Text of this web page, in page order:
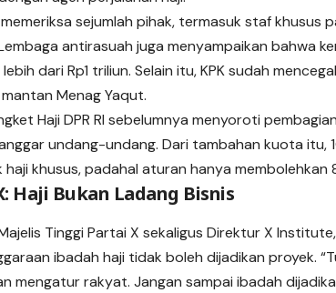
memeriksa sejumlah pihak, termasuk staf khusus
antirasuah juga menyampaikan bahwa
dari Rp1 triliun. Selain itu, KPK sudah
Menag Yaqut.
Haji DPR RI sebelumnya menyoroti
undang-undang. Dari tambahan kuota itu,
khusus, padahal aturan hanya membolehkan
Haji Bukan Ladang Bisnis
TinggiPartai X sekaligus Direktur X
ibadah haji tidak boleh dijadikan proyek.
mengatur rakyat. Jangan sampai ibadah